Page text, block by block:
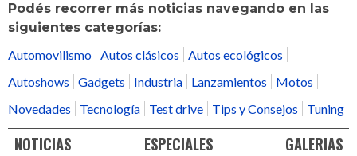
Podés recorrer más noticias navegando en las
siguientes categorías:
Automovilismo
Autos clásicos
Autos ecológicos
Autoshows
Gadgets Industria Lanzamientos
Motos
Novedades
Tecnología Test drive Tips y Consejos Tuning
NOTICIAS ESPECIALES GALERIAS